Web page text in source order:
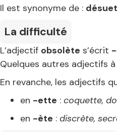
Il est synonyme de : désuet
La difficulté
L’adjectif obsolète s’écrit
Quelques autres adjectifs
En revanche, les adjectifs
en -ette : coquette,
en -ète : discrète,